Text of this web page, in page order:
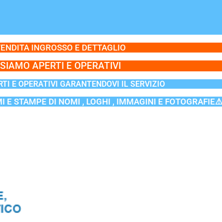
INGROSSO E DETTAGLIO
SIAMO APERTI E OPERATIVI
E OPERATIVI GARANTENDOVI IL SERVIZIO
E STAMPE DI NOMI , LOGHI , IMMAGINI E